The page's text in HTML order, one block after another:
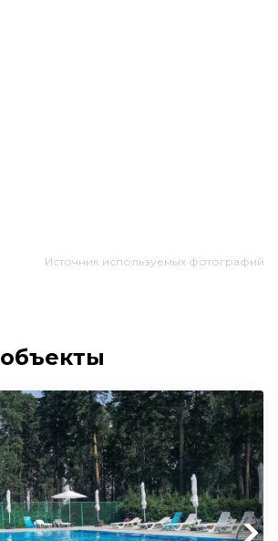
Источник используемых фотографий
Next